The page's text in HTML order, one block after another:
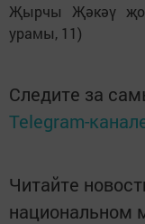
Җырчы Җәкәү
урамы, 11)
Следите за
Telegram-
Читайте
национальном